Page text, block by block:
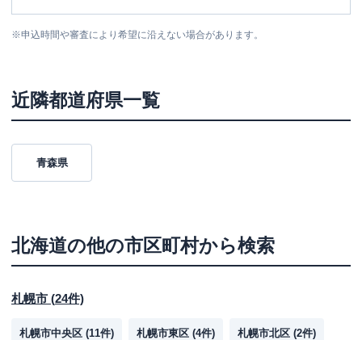
※申込時間や審査により希望に沿えない場合があります。
近隣都道府県一覧
青森県
北海道の他の市区町村から検索
札幌市 (24件)
札幌市中央区 (11件) 札幌市東区 (4件) 札幌市北区 (2件)